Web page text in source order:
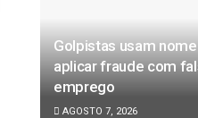
Golpistas usam
aplicar fraude com
emprego
AGOSTO 7, 2026